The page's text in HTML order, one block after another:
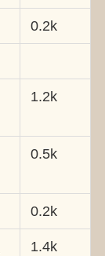
0.2k
1.2k
0.5k
0.2k
1.4k